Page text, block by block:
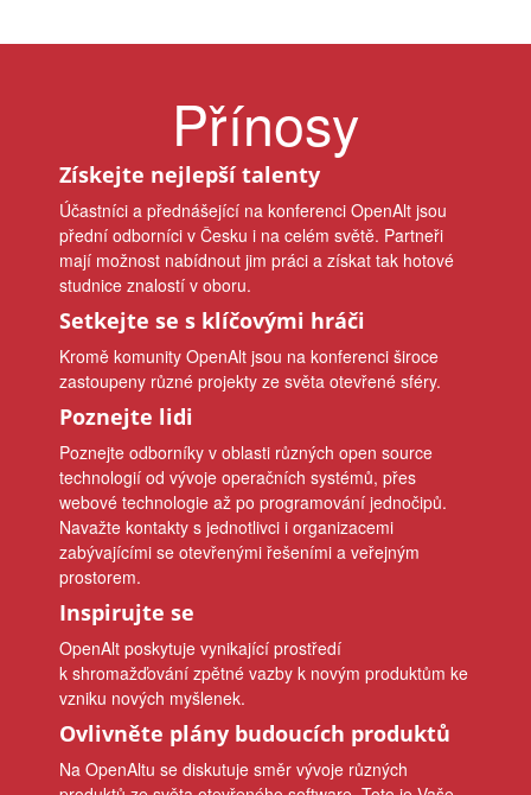
Přínosy
Získejte nejlepší talenty
Účastníci a přednášející na konferenci OpenAlt jsou
přední odborníci v Česku i na celém světě. Partneři
mají možnost nabídnout jim práci a získat tak hotové
studnice znalostí v oboru.
Setkejte se s klíčovými hráči
Kromě komunity OpenAlt jsou na konferenci široce
zastoupeny různé projekty ze světa otevřené sféry.
Poznejte lidi
Poznejte odborníky v oblasti různých open source
technologií od vývoje operačních systémů, přes
webové technologie až po programování jednočipů.
Navažte kontakty s jednotlivci i organizacemi
zabývajícími se otevřenými řešeními a veřejným
prostorem.
Inspirujte se
OpenAlt poskytuje vynikající prostředí
k shromažďování zpětné vazby k novým produktům ke
vzniku nových myšlenek.
Ovlivněte plány budoucích produktů
Na OpenAltu se diskutuje směr vývoje různých